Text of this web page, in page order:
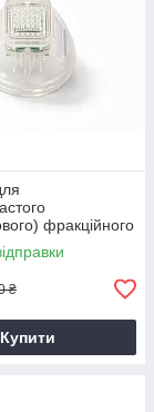
фракційного
на 25 голок для
₴
Купити